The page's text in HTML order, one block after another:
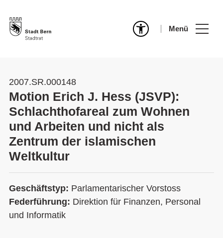
Menü
2007.SR.000148
Motion Erich J. Hess (JSVP):
Schlachthofareal zum Wohnen
und Arbeiten und nicht als
Zentrum der islamischen
Weltkultur
Geschäftstyp: Parlamentarischer Vorstoss
Federführung: Direktion für Finanzen, Personal
und Informatik